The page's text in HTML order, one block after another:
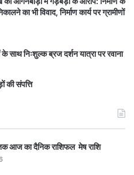
का भी विवाद, निर्माण कार्य पर ग्रामीणों
निःशुल्क ब्रज दर्शन यात्रा पर रवाना
की संपत्ति
आज का दैनिक राशिफल मेष राशि